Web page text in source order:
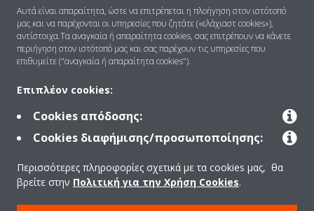
Ποιοι είμαστε
Λύσεις
Επικοινωνία
Προϊόντα
Αυτά είναι απαραίτητα, ώστε να επιτρέπεται η πλοήγηση στον ιστότοπό
μας και να παρέχονται οι υπηρεσίες που ζητάτε («ελάχιαστ cookies»),
αντίστοιχα.Τα αναγκαία ή απαραίτητα cookies, σας επιτρέπουν να κάνετε
περιήγηση στον ιστότοπό μας και σας παρέχουν τις υπηρεσίες που
επιθυμείτε ("αναγκαία ή απαραίτητα cookies").
Επιπλέον cookies:
Cookies απόδοσης:
Cookies διαφήμισης/προσωποποίησης:
Περισσότερες πληροφορίες σχετικά με τα cookies μας, θα
βρείτε στην Πολιτική για την Χρήση Cookies.